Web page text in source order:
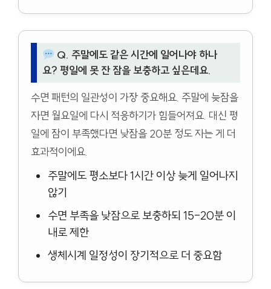
Q. 주말에도 같은 시간에 일어나야 하나
요? 평일에 못 잔 잠을 보충하고 싶은데요.
수면 패턴의 일관성이 가장 중요해요. 주말에 늦잠을
자면 월요일에 다시 적응하기가 힘들어져요. 대신 평
일에 잠이 부족했다면 낮잠을 20분 정도 자는 게 더
효과적이에요.
주말에도 평소보다 1시간 이상 늦게 일어나지
않기
수면 부족을 낮잠으로 보충하되 15-20분 이
내로 제한
생체시계 일정성이 장기적으로 더 중요함